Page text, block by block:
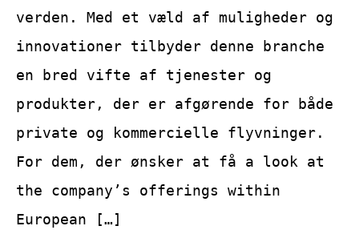
verden. Med et væld af muligheder og
innovationer tilbyder denne branche
en bred vifte af tjenester og
produkter, der er afgørende for både
private og kommercielle flyvninger.
For dem, der ønsker at få a look at
the company’s offerings within
European […]